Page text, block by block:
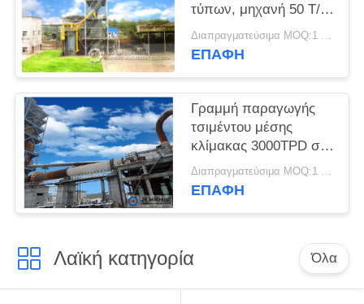
SITEMAP
ΠΟΛΙΤΙΚΉ
ΑΠΟΡΡΉΤΟΥ
τύπων, μηχανή 50 T/D
εργοστασίων
τσιμέντου - 1500 T/D
Διαπραγματεύσιμα MOQ:1 ομάδα
ΕΠΑΦΉ
Γραμμή παραγωγής
τσιμέντου μέσης
κλίμακας 3000TPD στη
με το κλειδί στο χέρι
βάση
Διαπραγματεύσιμα MOQ:1 σύνολο
ΕΠΑΦΉ
Λαϊκή κατηγορία Όλα